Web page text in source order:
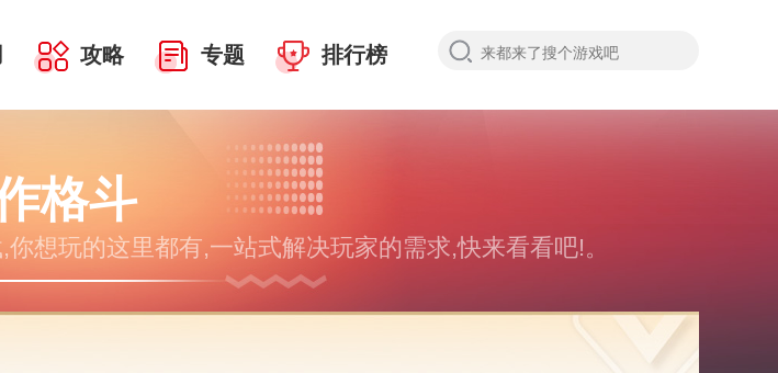
攻略 专题 排行榜
格斗
想玩的这里都有,一站式解决玩家的需求,快来看看吧!。